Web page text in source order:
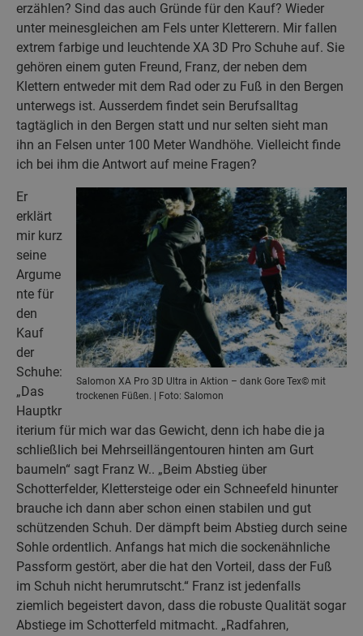
erzählen? Sind das auch Gründe für den Kauf? Wieder
unter meinesgleichen am Fels unter Kletterern. Mir fallen
extrem farbige und leuchtende XA 3D Pro Schuhe auf. Sie
gehören einem guten Freund, Franz, der neben dem
Klettern entweder mit dem Rad oder zu Fuß in den Bergen
unterwegs ist. Ausserdem findet sein Berufsalltag
tagtäglich in den Bergen statt und nur selten sieht man
ihn an Felsen unter 100 Meter Wandhöhe. Vielleicht finde
ich bei ihm die Antwort auf meine Fragen?
Salomon XA Pro 3D Ultra in Aktion – dank Gore Tex© mit
trockenen Füßen. | Foto: Salomon
Er
erklärt
mir kurz
seine
Argume
nte für
den
Kauf
der
Schuhe:
„Das
Hauptkr
iterium für mich war das Gewicht, denn ich habe die ja
schließlich bei Mehrseillängentouren hinten am Gurt
baumeln“ sagt Franz W.. „Beim Abstieg über
Schotterfelder, Klettersteige oder ein Schneefeld hinunter
brauche ich dann aber schon einen stabilen und gut
schützenden Schuh. Der dämpft beim Abstieg durch seine
Sohle ordentlich. Anfangs hat mich die sockenähnliche
Passform gestört, aber die hat den Vorteil, dass der Fuß
im Schuh nicht herumrutscht.“ Franz ist jedenfalls
ziemlich begeistert davon, dass die robuste Qualität sogar
Abstiege im Schotterfeld mitmacht. „Radfahren,